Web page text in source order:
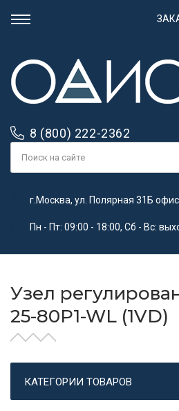
8 (800) 222-2362
г.Москва, ул. Полярная 31Б
Пн - Пт: 09:00 - 18:00, Сб - Вс:
Узел
25-80P1-WL (1VD)
КАТЕГОРИИ ТОВАРОВ